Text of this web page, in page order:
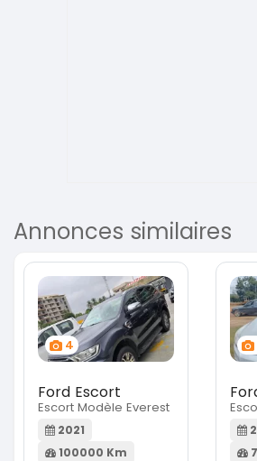
Annonces similaires
4
Ford Escort
Escort Modèle Everest
2021
100000 Km